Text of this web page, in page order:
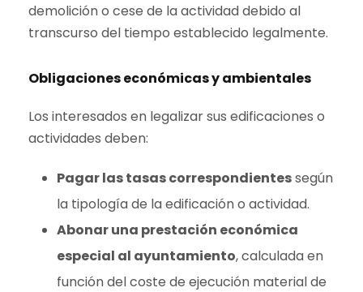
demolición o cese de la actividad debido al
transcurso del tiempo establecido legalmente.
Obligaciones económicas y ambientales
Los interesados en legalizar sus edificaciones o
actividades deben:
Pagar las tasas correspondientessegún
la tipología de la edificación o actividad.
Abonar una prestación económica
especial al ayuntamiento, calculada en
función del coste de ejecución material de